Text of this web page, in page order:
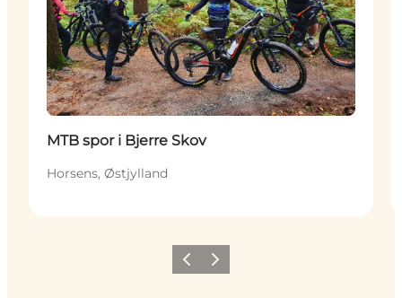
MTB spor i Bjerre Skov
Horsens, Østjylland
ForrigeNæste